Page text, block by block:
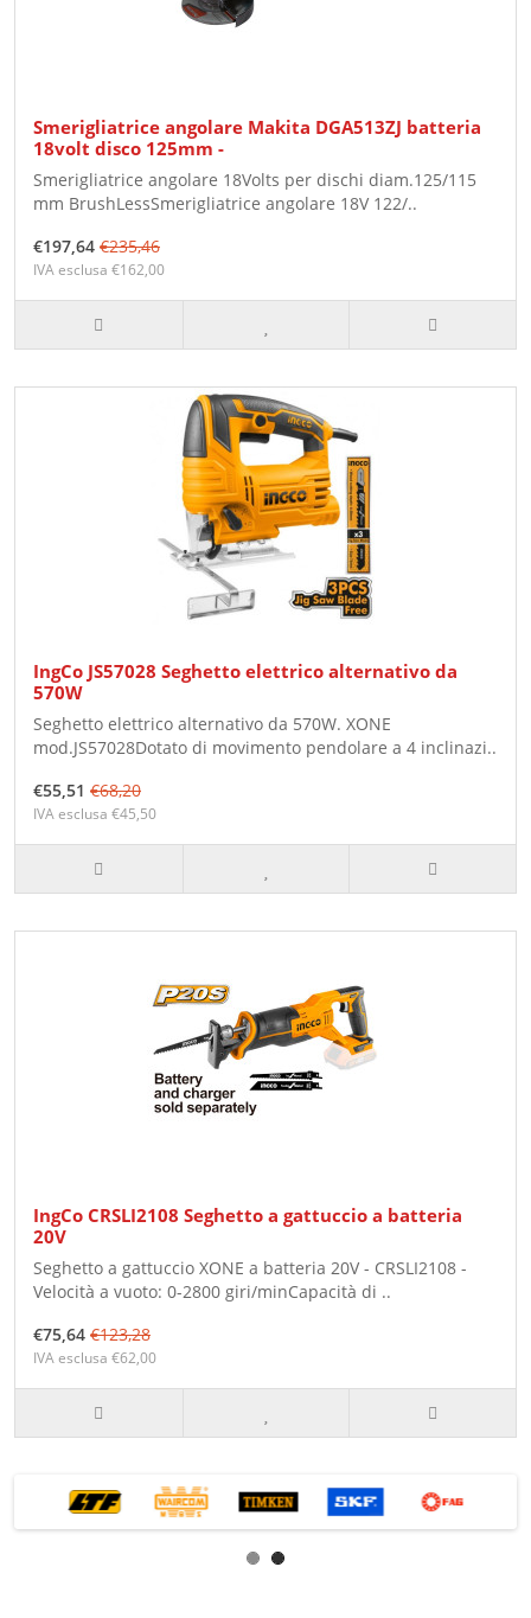
Smerigliatrice angolare Makita DGA513ZJ batteria
18volt disco 125mm -
Smerigliatrice angolare 18Volts per dischi diam.125/115
mm BrushLessSmerigliatrice angolare 18V 122/..
€197,64 €235,46
IVA esclusa €162,00
IngCo JS57028 Seghetto elettrico alternativo da
570W
Seghetto elettrico alternativo da 570W. XONE
mod.JS57028Dotato di movimento pendolare a 4 inclinazi..
€55,51 €68,20
IVA esclusa €45,50
IngCo CRSLI2108 Seghetto a gattuccio a batteria
20V
Seghetto a gattuccio XONE a batteria 20V - CRSLI2108 -
Velocità a vuoto: 0-2800 giri/minCapacità di ..
€75,64 €123,28
IVA esclusa €62,00